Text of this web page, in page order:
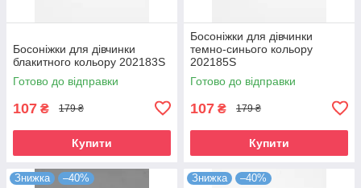
Босоніжки для дівчинки
блакитного кольору 202183S
Готово до відправки
107 ₴ 179 ₴
Купити
Босоніжки для дівчинки
темно-синього кольору
202185S
Готово до відправки
107 ₴ 179 ₴
Купити
Знижка –40% Знижка –40%